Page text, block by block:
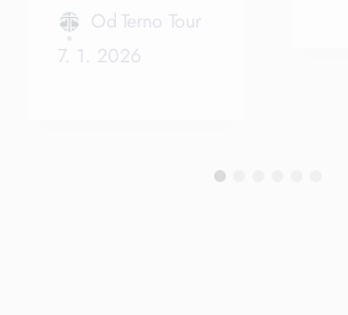
Od Terno Tour
7. 1. 2026